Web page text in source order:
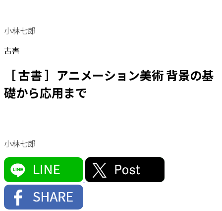
小林七郎
古書
［ 古書 ］アニメーション美術 背景の基
礎から応用まで
小林七郎